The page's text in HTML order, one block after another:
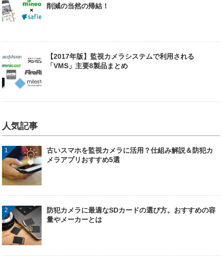
削減の当然の帰結！
【2017年版】監視カメラシステムで利用される
「VMS」主要8製品まとめ
人気記事
古いスマホを監視カメラに活用？仕組み解説＆防犯カ
メラアプリおすすめ5選
防犯カメラに最適なSDカードの選び方。おすすめの容
量やメーカーとは